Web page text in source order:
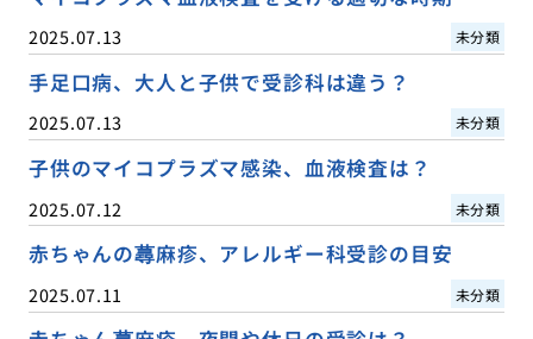
2025.07.13 未分類
手足口病、大人と子供で受診科は違う？
2025.07.13 未分類
子供のマイコプラズマ感染、血液検査は？
2025.07.12 未分類
赤ちゃんの蕁麻疹、アレルギー科受診の目安
2025.07.11 未分類